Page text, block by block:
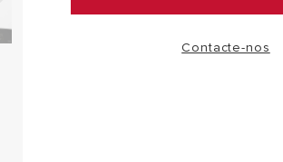
Contacte-nos